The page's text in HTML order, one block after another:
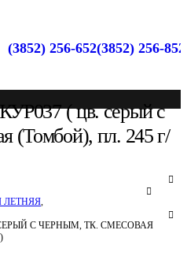
(3852) 256-652(3852) 256-852
( цв. серый с
(Томбой), пл. 245 г/
ЛЕТНЯЯ,
С ЧЕРНЫМ, ТК. СМЕСОВАЯ